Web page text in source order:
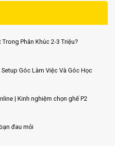
Phân Khúc 2-3 Triệu?
Góc Làm Việc Và Góc Học
| Kinh nghiệm chọn ghế P2
đau mỏi